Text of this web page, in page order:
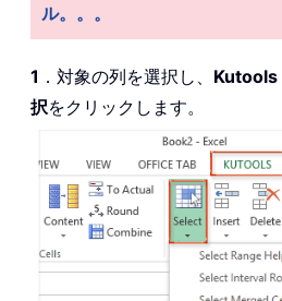
ル。。。
1 ．対象の列を選択し、 Kutools
択をクリックします。